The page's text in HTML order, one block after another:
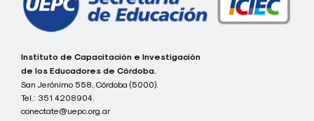
c
o
n
e
c
t
Instituto de Capacitación e Investigación
de los Educadores de Córdoba.
San Jerónimo 558, Córdoba (5000).
Tel.: 351 4208904.
conectate@uepc.org.ar